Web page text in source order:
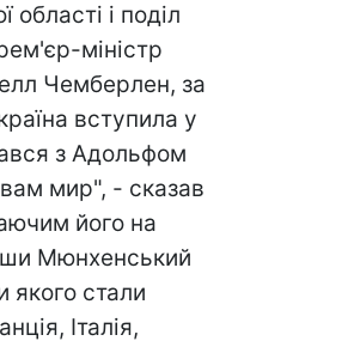
області і поділ
міністр
Чемберлен, за
вступила у
з Адольфом
мир", - сказав
його на
Мюнхенський
якого стали
Італія,